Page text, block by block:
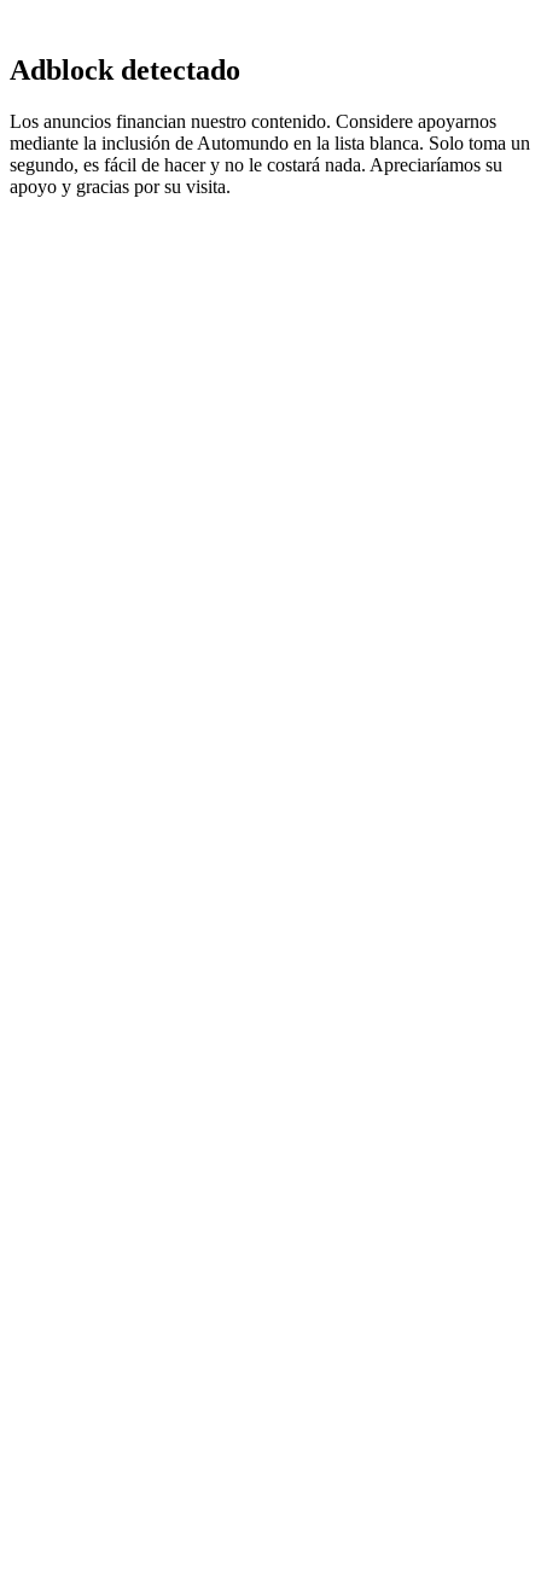
Adblock detectado
Los anuncios financian nuestro contenido. Considere apoyarnos
mediante la inclusión de Automundo en la lista blanca. Solo toma un
segundo, es fácil de hacer y no le costará nada. Apreciaríamos su
apoyo y gracias por su visita.